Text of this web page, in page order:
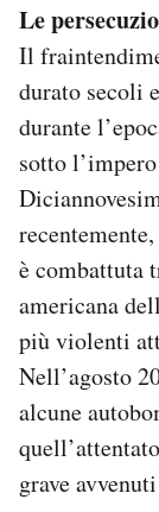
Le
Il
durato secoli
durante
sotto
è combattuta
americana
più violenti
Nell’agosto
alcune
grave